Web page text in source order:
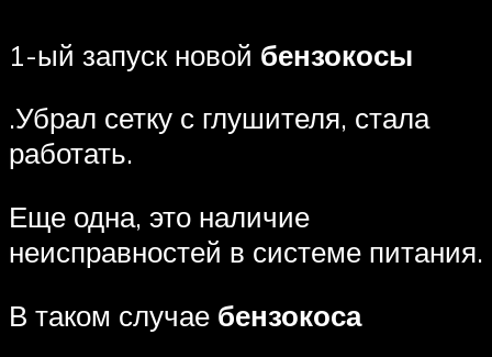
1-ый запуск новой бензокосы
.Убрал сетку с глушителя, стала
работать.
Еще одна, это наличие
неисправностей в системе питания.
В таком случае бензокоса